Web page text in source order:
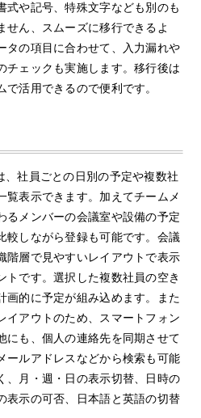
式や記号、特殊文字なども別のも
せん、スムーズに移行できるよ
タの項目に合わせて、入力漏れや
チェックも実施します。移行後は
活用できるので便利です。
社員ごとの日別の予定や複数社
覧表示できます。加えてチームメ
るメンバーの会議室や設備の予定
較しながら登録も可能です。会議
階層で見やすいレイアウトで表示
トです。選択した複数社員の空き
画的に予定が組み込めます。また
イアウトのため、スマートフォン
にも、個人の連絡先を同期させて
ールアドレスなどから検索も可能
、月・週・日の表示切替、日時の
表示の可否、日本語と英語の切替